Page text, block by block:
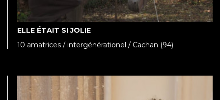
ELLE ÉTAIT SI JOLIE
10 amatrices / intergénérationel / Cachan (94)